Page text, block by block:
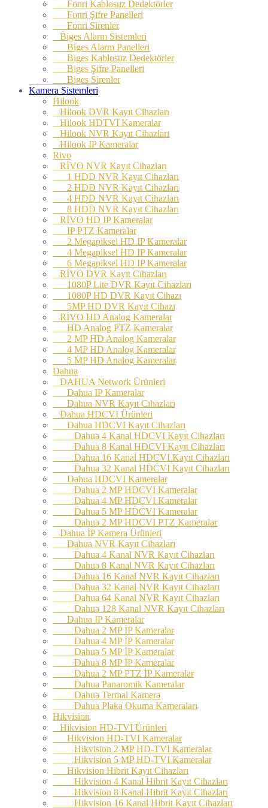
Fonri Kablosuz Dedektörler
Fonri Şifre Panelleri
Fonri Sirenler
Biges Alarm Sistemleri
Biges Alarm Panelleri
Biges Kablosuz Dedektörler
Biges Şifre Panelleri
Biges Sirenler
Kamera Sistemleri
Hilook
Hilook DVR Kayıt Cihazları
Hilook HDTVI Kameralar
Hilook NVR Kayıt Cihazları
Hilook IP Kameralar
Rivo
RİVO NVR Kayıt Cihazları
1 HDD NVR Kayıt Cihazları
2 HDD NVR Kayıt Cihazları
4 HDD NVR Kayıt Cihazları
8 HDD NVR Kayıt Cihazları
RİVO HD IP Kameralar
IP PTZ Kameralar
2 Megapiksel HD IP Kameralar
4 Megapiksel HD IP Kameralar
6 Megapiksel HD IP Kameralar
RİVO DVR Kayıt Cihazları
1080P Lite DVR Kayıt Cihazları
1080P HD DVR Kayıt Cihazı
5MP HD DVR Kayıt Cihazı
RİVO HD Analog Kameralar
HD Analog PTZ Kameralar
2 MP HD Analog Kameralar
4 MP HD Analog Kameralar
5 MP HD Analog Kameralar
Dahua
DAHUA Network Ürünleri
Dahua IP Kameralar
Dahua NVR Kayıt Cıhazları
Dahua HDCVI Ürünleri
Dahua HDCVI Kayıt Cihazları
Dahua 4 Kanal HDCVI Kayıt Cihazları
Dahua 8 Kanal HDCVI Kayıt Cihazları
Dahua 16 Kanal HDCVI Kayıt Cihazları
Dahua 32 Kanal HDCVI Kayıt Cihazları
Dahua HDCVI Kameralar
Dahua 2 MP HDCVI Kameralar
Dahua 4 MP HDCVI Kameralar
Dahua 5 MP HDCVI Kameralar
Dahua 2 MP HDCVI PTZ Kameralar
Dahua İP Kamera Ürünleri
Dahua NVR Kayıt Cihazları
Dahua 4 Kanal NVR Kayıt Cihazları
Dahua 8 Kanal NVR Kayıt Cihazları
Dahua 16 Kanal NVR Kayıt Cihazları
Dahua 32 Kanal NVR Kayıt Cihazları
Dahua 64 Kanal NVR Kayıt Cihazları
Dahua 128 Kanal NVR Kayıt Cihazları
Dahua IP Kameralar
Dahua 2 MP İP Kameralar
Dahua 4 MP İP Kameralar
Dahua 5 MP İP Kameralar
Dahua 8 MP İP Kameralar
Dahua 2 MP PTZ İP Kameralar
Dahua Panaromik Kameralar
Dahua Termal Kamera
Dahua Plaka Okuma Kameraları
Hikvision
Hikvision HD-TVI Ürünleri
Hikvision HD-TVI Kameralar
Hikvision 2 MP HD-TVI Kameralar
Hikvision 5 MP HD-TVI Kameralar
Hikvision Hibrit Kayıt Cihazları
Hikvision 4 Kanal Hibrit Kayıt Cihazları
Hikvision 8 Kanal Hibrit Kayıt Cihazları
Hikvision 16 Kanal Hibrit Kayıt Cihazları